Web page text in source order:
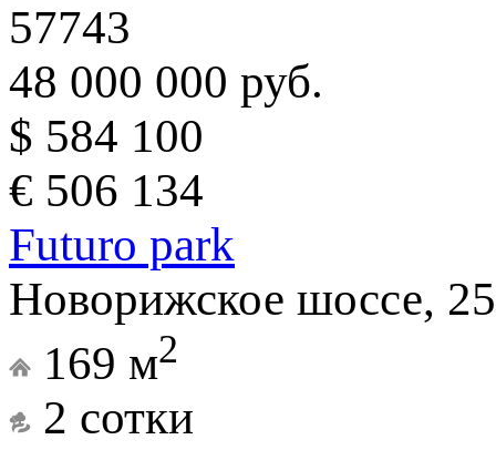
57743
48 000 000 руб.
$ 584 100
€ 506 134
Futuro park
Новорижское шоссе,
169 м2
2 сотки